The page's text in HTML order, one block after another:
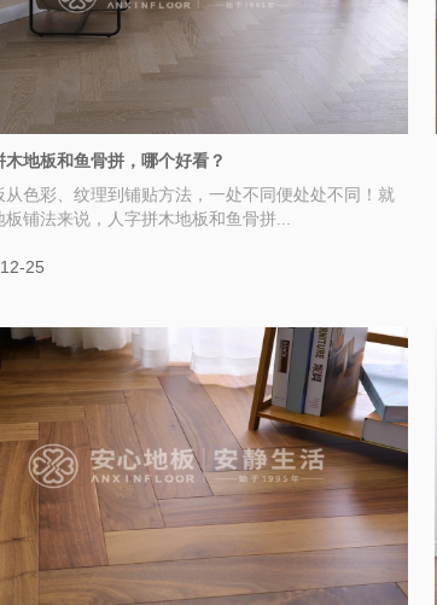
木地板和鱼骨拼，哪个好看？
从色彩、纹理到铺贴方法，一处不同便处处不同！就
板铺法来说，人字拼木地板和鱼骨拼...
25